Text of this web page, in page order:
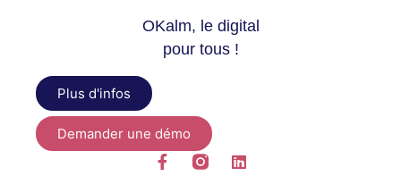
OKalm, le digital
pour tous !
Plus d'infos
Demander une démo